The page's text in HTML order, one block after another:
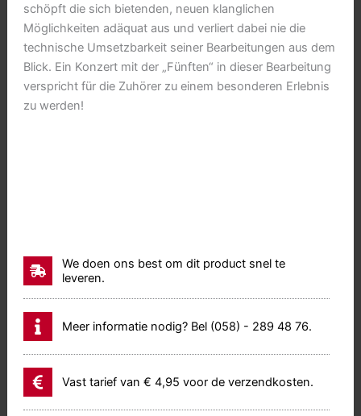
We doen ons best om dit product snel te
leveren.
Meer informatie nodig? Bel (058) - 289 48 76.
Vast tarief van € 4,95 voor de verzendkosten.
schöpft die sich bietenden, neuen klanglichen
Möglichkeiten adäquat aus und verliert dabei nie die
technische Umsetzbarkeit seiner Bearbeitungen aus dem
Blick. Ein Konzert mit der „Fünften“ in dieser Bearbeitung
verspricht für die Zuhörer zu einem besonderen Erlebnis
zu werden!